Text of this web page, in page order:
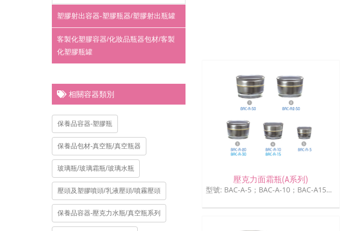
塑膠射出容器-塑膠瓶器/塑膠射出瓶罐
客製化塑膠容器/化妝品瓶器包材/客製
化塑膠瓶罐
相關容器類別
保養品容器-塑膠瓶
保養品包材-真空瓶/真空瓶器
玻璃瓶/玻璃霜瓶/玻璃水瓶
壓頭及塑膠噴頭/乳液壓頭/噴霧壓頭
保養品容器-壓克力水瓶/真空瓶系列
壓克力面霜瓶(A系列)
型號: BAC-A-5；BAC-A-10；BAC-A15；BAC-A-20；BAC-A-30；BAC-A-50